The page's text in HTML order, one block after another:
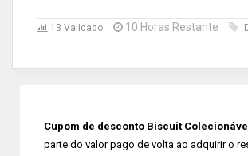
13 Validado 10 Horas Restante
Cupom de desconto Biscuit Colecionável
parte do valor pago de volta ao adquirir o